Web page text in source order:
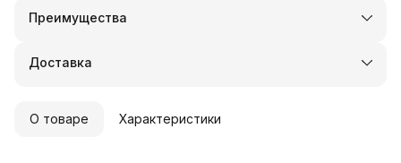
Преимущества
Оплата частями в Сплит
Удобный возврат
Доставка
О товаре Характеристики